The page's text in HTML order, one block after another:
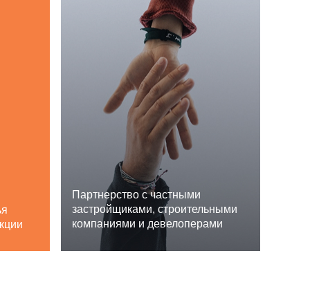
Партнерство с частными
застройщиками, строительными
компаниями и девелоперами